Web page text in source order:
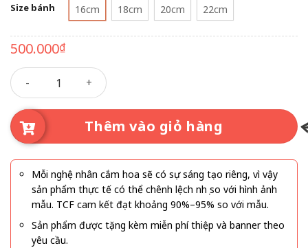
Size bánh 16cm 18cm 20cm 22cm
500.000₫
Bánh kem 11 số lượng
Thêm vào giỏ hàng
Mỗi nghệ nhân cắm hoa sẽ có sự sáng tạo riêng, vì vậy
sản phẩm thực tế có thể chênh lệch nhẹ so với hình ảnh
mẫu. TCF cam kết đạt khoảng 90%–95% so với mẫu.
Sản phẩm được tặng kèm miễn phí thiệp và banner theo
yêu cầu.